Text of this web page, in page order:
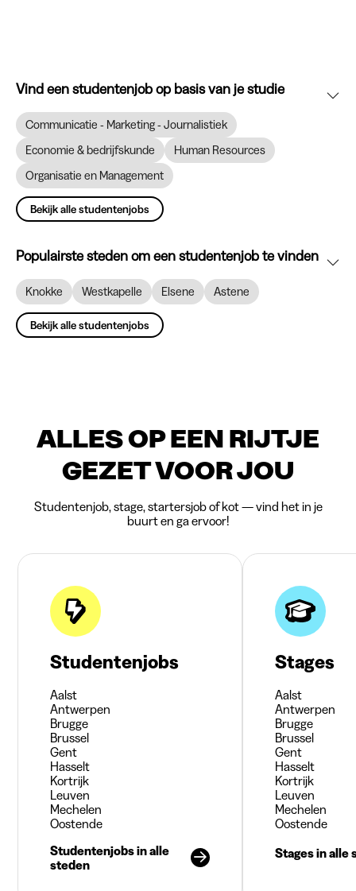
Vind een studentenjob op basis van je studie
Communicatie - Marketing - Journalistiek
Economie & bedrijfskunde
Human Resources
Organisatie en Management
Bekijk alle studentenjobs
Populairste steden om een studentenjob te vinden
Knokke Westkapelle Elsene Astene
Bekijk alle studentenjobs
ALLES OP EEN RIJTJE
GEZET VOOR JOU
Studentenjob, stage, startersjob of kot — vind het in je
buurt en ga ervoor!
Studentenjobs
Aalst
Antwerpen
Brugge
Brussel
Gent
Hasselt
Kortrijk
Leuven
Mechelen
Oostende
Studentenjobs in alle
steden
Stages
Aalst
Antwerpen
Brugge
Brussel
Gent
Hasselt
Kortrijk
Leuven
Mechelen
Oostende
Stages in alle